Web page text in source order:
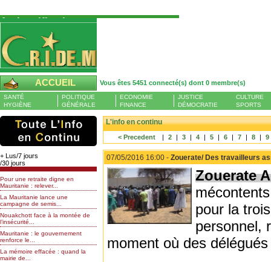
Authentification
Pour S'authentifier veuillez fournir votre
Pseudo et Mot de passer et cliquez sur : Se
connecter
Pseudo
Mot de passe
ACCUEIL Vous êtes 5451 connecté(s) dont 0 membre(s)
Liste des membres en ligne (0)
SANTÉ
HYGIÈNE
POLITIQUE
GÉNÉRALE
ECONOMIE
FINANCE
JUSTICE
DÉMOCRATIE
CULTURE
SPORTS
+ Lus/7 jours
/30 jours
Pour une retraite digne en
Mauritanie : relever...
La Mauritanie lance une
campagne de semis...
Nouakchott face à la montée de
l’insécurité...
Mauritanie : le gouvernement
renforce le...
La mémoire effacée : quand la
mairie de...
L'info en continu
< Precedent | 2 | 3 | 4 | 5 | 6 | 7 | 8 | 9
07/05/2016 16:00 - Zouerate/ Des travailleurs
Zouerate
pour la
personnel,
moment où des